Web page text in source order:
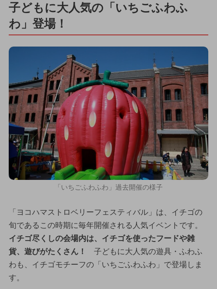
子どもに大人気の「いちごふわふ
わ」登場！
「いちごふわふわ」過去開催の様子
「ヨコハマストロベリーフェスティバル」は、イチゴの
旬であるこの時期に毎年開催される人気イベントです。
イチゴ尽くしの会場内は、イチゴを使ったフードや雑
貨、遊びがたくさん！
子どもに大人気の遊具・ふわふ
わも、イチゴモチーフの「いちごふわふわ」で登場しま
す。